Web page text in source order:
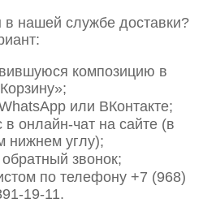
в нашей службе доставки?
композицию в
или ВКонтакте;
в онлайн-чат на сайте (в
нижнем углу);
звонок;
по телефону +7 (968)
19-11.